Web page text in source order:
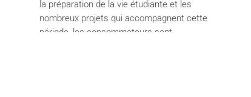
la préparation de la vie étudiante et les
nombreux projets qui accompagnent cette
période, les consommateurs sont